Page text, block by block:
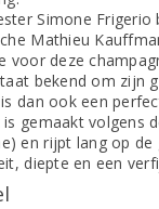
Simone
Mathieu
voor deze
bekend om zijn
dan ook een
is gemaakt volgens
en rijpt lang op
diepte en een